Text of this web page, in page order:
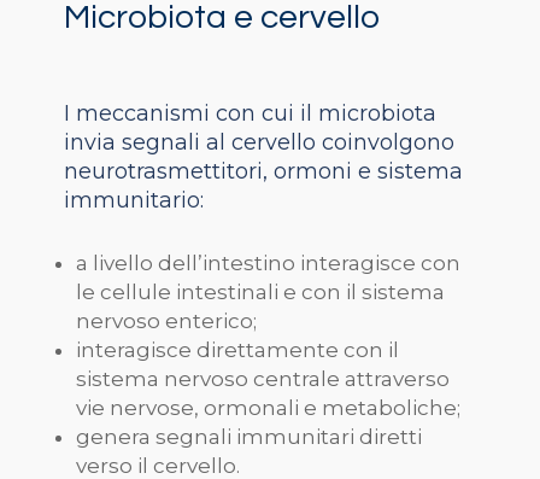
Microbiota e cervello
I meccanismi con cui il microbiota
invia segnali al cervello coinvolgono
neurotrasmettitori, ormoni e sistema
immunitario:
a livello dell’intestino interagisce con
le cellule intestinali e con il sistema
nervoso enterico;
interagisce direttamente con il
sistema nervoso centrale attraverso
vie nervose, ormonali e metaboliche;
genera segnali immunitari diretti
verso il cervello.